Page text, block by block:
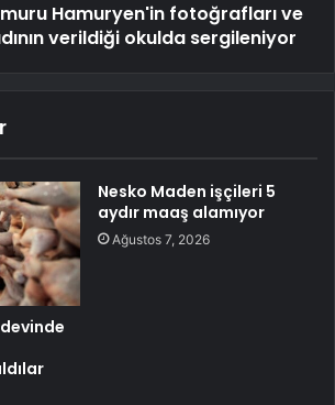
Hamuryen'in fotoğrafları ve
verildiği okulda sergileniyor
Nesko Maden işçileri 5
aydır maaş alamıyor
Ağustos 7, 2026